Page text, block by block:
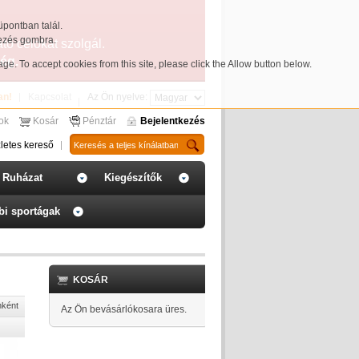
talál.
gombra.
. To accept cookies from this site, please click the Allow button below.
célokat szolgál.
Az Ön nyelve:
Kosár Pénztár Bejelentkezés
kereső
Ruházat Kiegészítők
sportágak
KOSÁR
Az Ön bevásárlókosara üres.